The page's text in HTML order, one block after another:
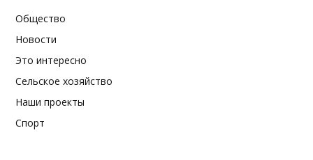
Общество
Новости
Это интересно
Сельское хозяйство
Наши проекты
Спорт